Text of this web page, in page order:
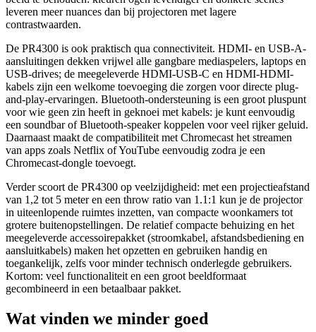
leveren meer nuances dan bij projectoren met lagere
contrastwaarden.
De PR4300 is ook praktisch qua connectiviteit. HDMI- en USB-A-
aansluitingen dekken vrijwel alle gangbare mediaspelers, laptops en
USB-drives; de meegeleverde HDMI-USB-C en HDMI-HDMI-
kabels zijn een welkome toevoeging die zorgen voor directe plug-
and-play-ervaringen. Bluetooth-ondersteuning is een groot pluspunt
voor wie geen zin heeft in geknoei met kabels: je kunt eenvoudig
een soundbar of Bluetooth-speaker koppelen voor veel rijker geluid.
Daarnaast maakt de compatibiliteit met Chromecast het streamen
van apps zoals Netflix of YouTube eenvoudig zodra je een
Chromecast-dongle toevoegt.
Verder scoort de PR4300 op veelzijdigheid: met een projectieafstand
van 1,2 tot 5 meter en een throw ratio van 1.1:1 kun je de projector
in uiteenlopende ruimtes inzetten, van compacte woonkamers tot
grotere buitenopstellingen. De relatief compacte behuizing en het
meegeleverde accessoirepakket (stroomkabel, afstandsbediening en
aansluitkabels) maken het opzetten en gebruiken handig en
toegankelijk, zelfs voor minder technisch onderlegde gebruikers.
Kortom: veel functionaliteit en een groot beeldformaat
gecombineerd in een betaalbaar pakket.
Wat vinden we minder goed